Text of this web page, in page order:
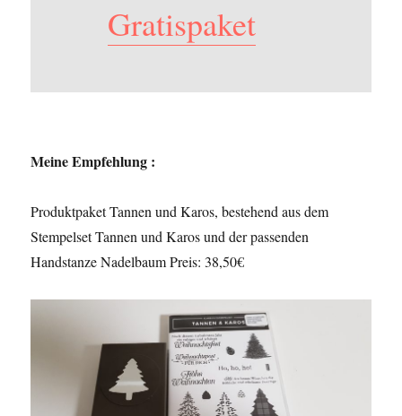
Gratispaket
Meine Empfehlung :
Produktpaket Tannen und Karos, bestehend aus dem
Stempelset Tannen und Karos und der passenden
Handstanze Nadelbaum Preis: 38,50€